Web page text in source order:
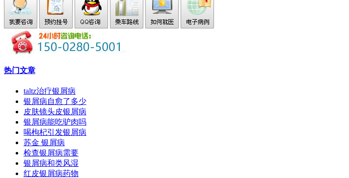
热门文章
taltz治疗银屑病
银屑病自愈了多少
皮肤镜头皮银屑病
银屑病能吃驴肉吗
喝枸杞引发银屑病
苏金 银屑病
检查银屑病需要
银屑病和类风湿
红皮银屑病药物